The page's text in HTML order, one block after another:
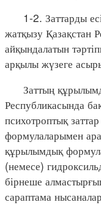
1-2. Заттарды
жатқызу Қазақстан
айқындалатын
арқылы жүзеге
Заттың
Республикасында
психотроптық
формулаларымен
құрылымдық
(немесе)
бірнеше
сараптама